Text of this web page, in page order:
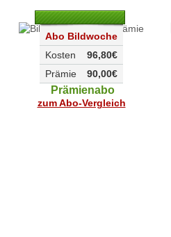
Abo Bildwoche
96,80€
Kosten
90,00€
Prämie
Prämienabo
zum Abo-Vergleich